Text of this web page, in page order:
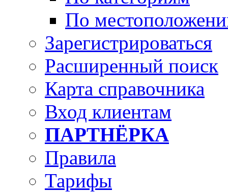
По
Зарегистрироваться
Расширенный поиск
Карта справочника
Вход клиентам
ПАРТНЁРКА
Правила
Тарифы